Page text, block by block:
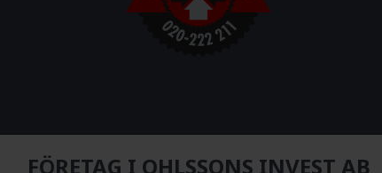
FÖRETAG I OHLSSONS INVEST AB